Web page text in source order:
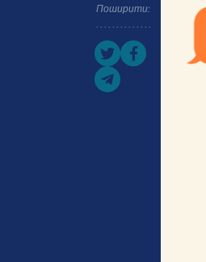
Поширити: